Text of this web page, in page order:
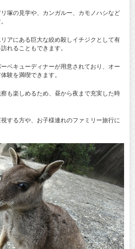
塚の見学や、カンガルー、カモノハシなど
アにある巨大な絞め殺しイチジクとして有
れることもできます。
ベキューディナーが用意されており、オー
験を満喫できます。
も楽しめるため、昼から夜まで充実した時
する方や、お子様連れのファミリー旅行に